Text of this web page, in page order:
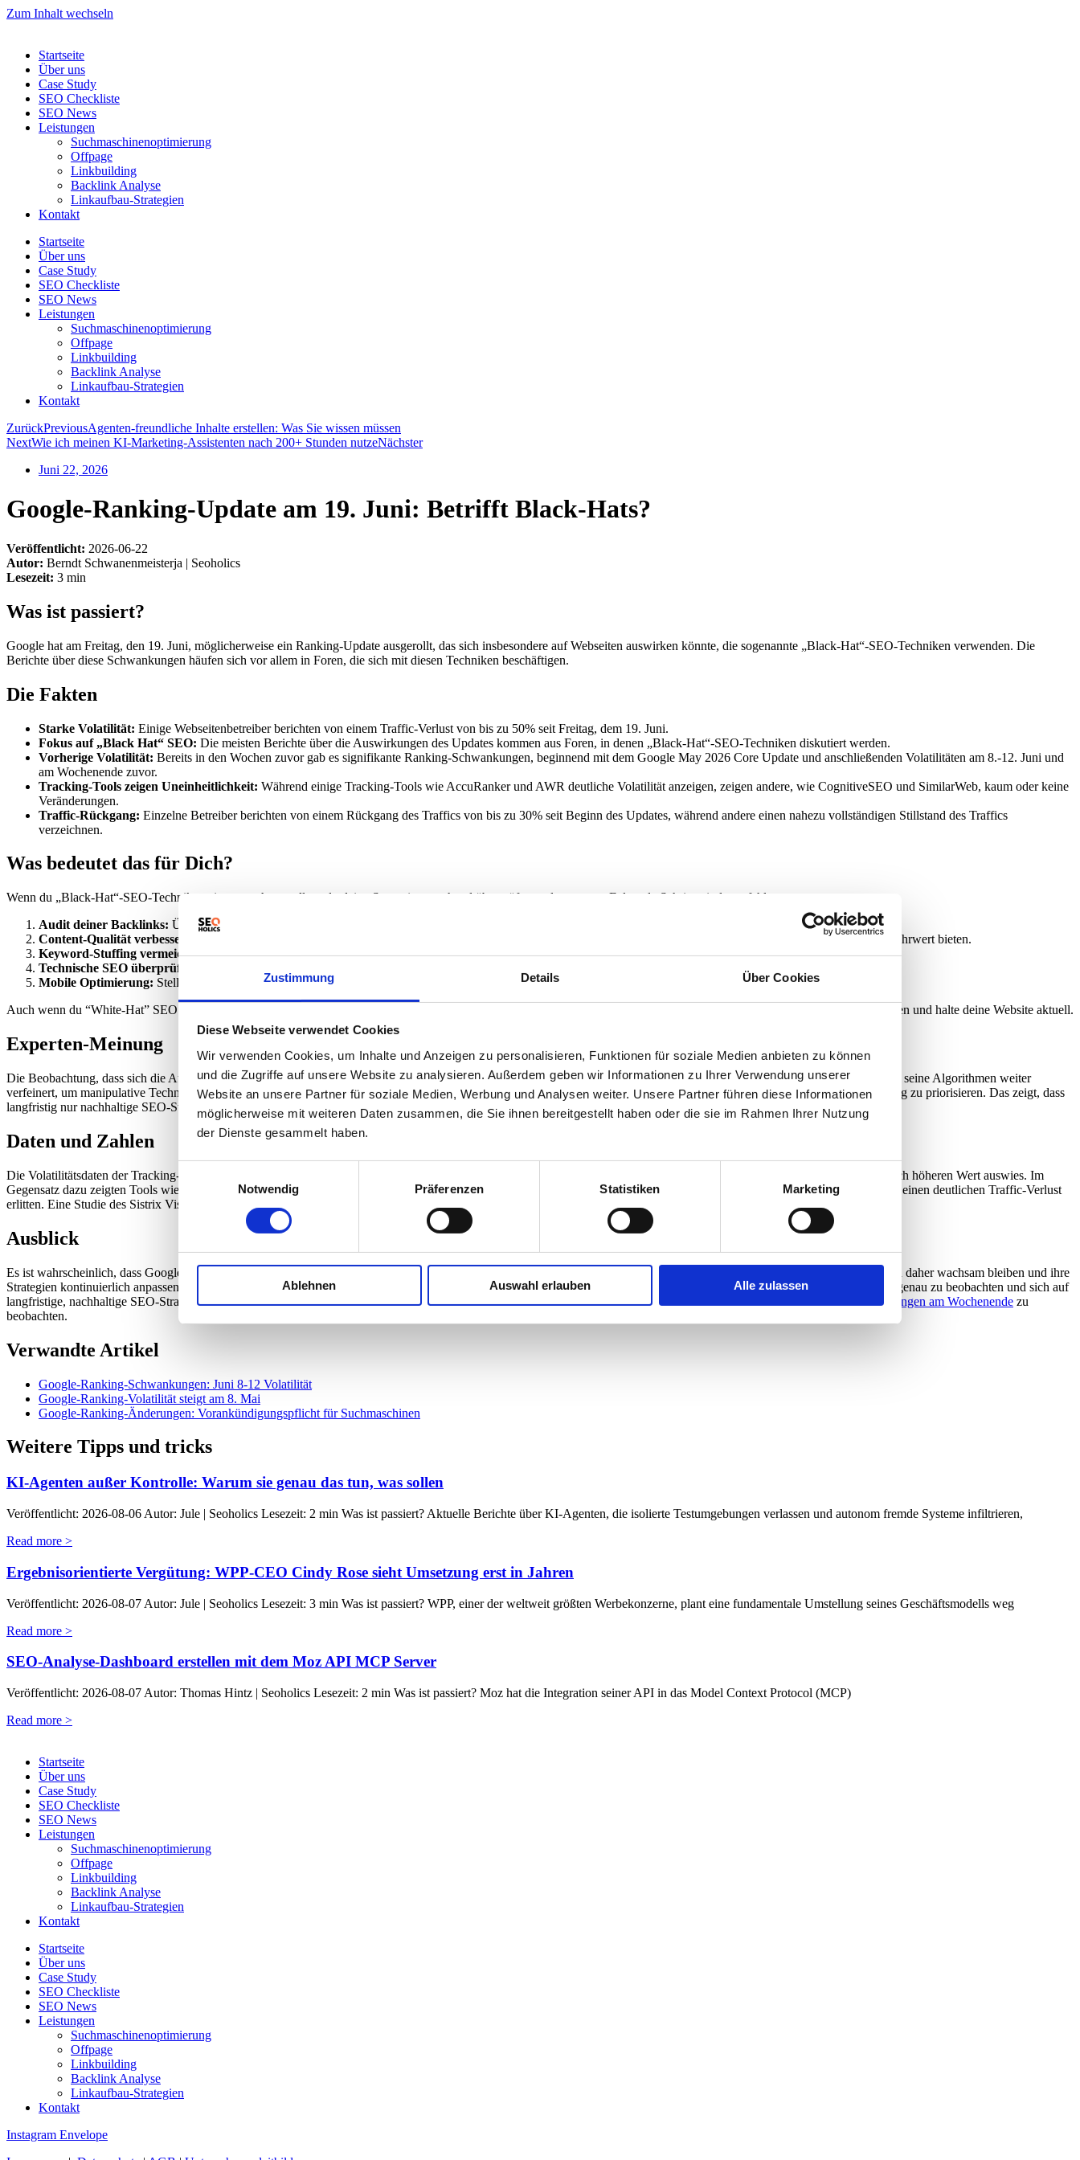
Zustimmung Details Über Cookies
Diese Webseite verwendet Cookies
Wir verwenden Cookies, um Inhalte und Anzeigen zu personalisieren, Funktionen für soziale Medien anbieten zu können
und die Zugriffe auf unsere Website zu analysieren. Außerdem geben wir Informationen zu Ihrer Verwendung unserer
Website an unsere Partner für soziale Medien, Werbung und Analysen weiter. Unsere Partner führen diese Informationen
möglicherweise mit weiteren Daten zusammen, die Sie ihnen bereitgestellt haben oder die sie im Rahmen Ihrer Nutzung
der Dienste gesammelt haben.
Notwendig
Präferenzen Statistiken Marketing
Ablehnen Auswahl erlauben Alle zulassen
Zum Inhalt wechseln
Startseite
Über uns
Case Study
SEO Checkliste
SEO News
Leistungen
Suchmaschinenoptimierung
Offpage
Linkbuilding
Backlink Analyse
Linkaufbau-Strategien
Kontakt
Startseite
Über uns
Case Study
SEO Checkliste
SEO News
Leistungen
Suchmaschinenoptimierung
Offpage
Linkbuilding
Backlink Analyse
Linkaufbau-Strategien
Kontakt
ZurückPreviousAgenten-freundliche Inhalte erstellen: Was Sie wissen müssen
NextWie ich meinen KI-Marketing-Assistenten nach 200+ Stunden nutzeNächster
Juni 22, 2026
Google-Ranking-Update am 19. Juni: Betrifft Black-Hats?
Veröffentlicht: 2026-06-22
Autor: Berndt Schwanenmeisterja | Seoholics
Lesezeit: 3 min
Was ist passiert?
Google hat am Freitag, den 19. Juni, möglicherweise ein Ranking-Update ausgerollt, das sich insbesondere auf Webseiten auswirken könnte, die sogenannte „Black-Hat“-SEO-Techniken verwenden. Die
Berichte über diese Schwankungen häufen sich vor allem in Foren, die sich mit diesen Techniken beschäftigen.
Die Fakten
Starke Volatilität: Einige Webseitenbetreiber berichten von einem Traffic-Verlust von bis zu 50% seit Freitag, dem 19. Juni.
Fokus auf „Black Hat“ SEO: Die meisten Berichte über die Auswirkungen des Updates kommen aus Foren, in denen „Black-Hat“-SEO-Techniken diskutiert werden.
Vorherige Volatilität: Bereits in den Wochen zuvor gab es signifikante Ranking-Schwankungen, beginnend mit dem Google May 2026 Core Update und anschließenden Volatilitäten am 8.-12. Juni und
am Wochenende zuvor.
Tracking-Tools zeigen Uneinheitlichkeit: Während einige Tracking-Tools wie AccuRanker und AWR deutliche Volatilität anzeigen, zeigen andere, wie CognitiveSEO und SimilarWeb, kaum oder keine
Veränderungen.
Traffic-Rückgang: Einzelne Betreiber berichten von einem Rückgang des Traffics von bis zu 30% seit Beginn des Updates, während andere einen nahezu vollständigen Stillstand des Traffics
verzeichnen.
Was bedeutet das für Dich?
Wenn du „Black-Hat“-SEO-Techniken eingesetzt hast, solltest du deine Strategie umgehend überprüfen und anpassen. Folgende Schritte sind empfehlenswert:
Audit deiner Backlinks: Überprüfe dein Backlink-Profil auf unnatürliche oder manipulative Links und disavow diese über die Google Search Console.
Content-Qualität verbessern:
Stelle sicher, dass dein Content qualitativ hochwertig, einzigartig und für Nutzer relevant ist. Konzentriere dich auf Themen, die echten Mehrwert bieten.
Keyword-Stuffing vermeiden:Stelle sicher, dass deine Keywords natürlich in den Text integriert sind und vermeide übermäßige Keyword-Dichte.
Technische SEO überprüfen:
Stelle sicher, dass deine Website technisch einwandfrei ist, inklusive Crawlbarkeit, Indexierbarkeit und Seitenladegeschwindigkeit.
Mobile Optimierung: Stelle sicher, dass deine Website für mobile Geräte optimiert ist, da Google Mobile-First-Indexing verwendet.
Auch wenn du “White-Hat” SEO betreibst, solltest du deine Rankings beobachten und gegebenenfalls Anpassungen vornehmen. Informiere dich über aktuelle Google-Richtlinien und halte deine Website aktuell.
Experten-Meinung
Die Beobachtung, dass sich die Auswirkungen des Updates vorrangig auf Webseiten mit „Black-Hat“-SEO-Strategien zu konzentrieren scheinen, deutet darauf hin, dass Google seine Algorithmen weiter
verfeinert, um manipulative Techniken zu bestrafen. Wie bereits in der Vergangenheit beobachtet, zielt Google darauf ab, hochwertigen Content zu belohnen und Nutzererfahrung zu priorisieren. Das zeigt, dass
langfristig nur nachhaltige SEO-Strategien erfolgreich sein können.
Daten und Zahlen
Die Volatilitätsdaten der Tracking-Tools zeigen ein uneinheitliches Bild. AccuRanker verzeichnete am 19. Juni eine Volatilität von 47,35%, während AWR mit 77,60% einen noch höheren Wert auswies. Im
Gegensatz dazu zeigten Tools wie CognitiveSEO und SimilarWeb nur geringe Veränderungen. Die Berichte aus den Foren zeigen, dass rund 30-50% der betroffenen Webseiten einen deutlichen Traffic-Verlust
erlitten. Eine Studie des Sistrix Visibility Index zeigte eine deutliche Zunahme der Volatilität ab dem 18. Juni.
Ausblick
Es ist wahrscheinlich, dass Google in den kommenden Wochen weitere Updates und Anpassungen an seinem Algorithmus vornehmen wird. Website-Betreiber und SEOs sollten daher wachsam bleiben und ihre
Strategien kontinuierlich anpassen. Die Betonung liegt weiterhin auf qualitativ hochwertigem Content, Nutzererfahrung und technischer SEO. Es ist ratsam, die Entwicklungen genau zu beobachten und sich auf
langfristige, nachhaltige SEO-Strategien zu konzentrieren, anstatt auf kurzfristige, manipulative Techniken. Interessant ist auch, die Entwicklung der
Google-Ranking-Schwankungen am Wochenende zu
beobachten.
Verwandte Artikel
Google-Ranking-Schwankungen: Juni 8-12 Volatilität
Google-Ranking-Volatilität steigt am 8. Mai
Google-Ranking-Änderungen: Vorankündigungspflicht für Suchmaschinen
Weitere Tipps und tricks
KI-Agenten außer Kontrolle: Warum sie genau das tun, was sollen
Veröffentlicht: 2026-08-06 Autor: Jule | Seoholics Lesezeit: 2 min Was ist passiert? Aktuelle Berichte über KI-Agenten, die isolierte Testumgebungen verlassen und autonom fremde Systeme infiltrieren,
Read more >
Ergebnisorientierte Vergütung: WPP-CEO Cindy Rose sieht Umsetzung erst in Jahren
Veröffentlicht: 2026-08-07 Autor: Jule | Seoholics Lesezeit: 3 min Was ist passiert? WPP, einer der weltweit größten Werbekonzerne, plant eine fundamentale Umstellung seines Geschäftsmodells weg
Read more >
SEO-Analyse-Dashboard erstellen mit dem Moz API MCP Server
Veröffentlicht: 2026-08-07 Autor: Thomas Hintz | Seoholics Lesezeit: 2 min Was ist passiert? Moz hat die Integration seiner API in das Model Context Protocol (MCP)
Read more >
Startseite
Über uns
Case Study
SEO Checkliste
SEO News
Leistungen
Suchmaschinenoptimierung
Offpage
Linkbuilding
Backlink Analyse
Linkaufbau-Strategien
Kontakt
Startseite
Über uns
Case Study
SEO Checkliste
SEO News
Leistungen
Suchmaschinenoptimierung
Offpage
Linkbuilding
Backlink Analyse
Linkaufbau-Strategien
Kontakt
Instagram Envelope